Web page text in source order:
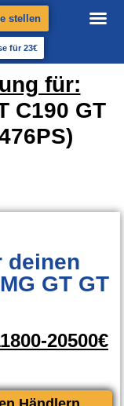
stellen
für 23€
für:
C190 GT
deinen
GT GT
20500€